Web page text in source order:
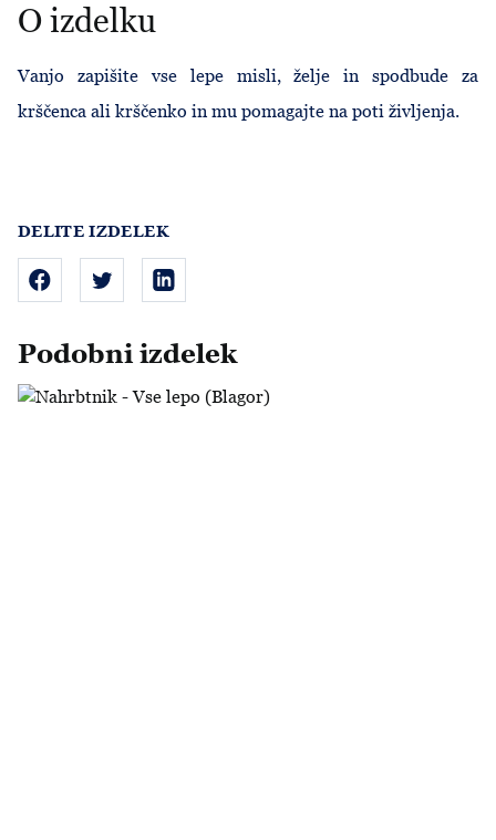
DELITE IZDELEK
O izdelku
Vanjo zapišite vse lepe misli, želje in spodbude za
krščenca ali krščenko in mu pomagajte na poti življenja.
Podobni izdelek
Nahrbtnik - Vse lepo (Blagor)